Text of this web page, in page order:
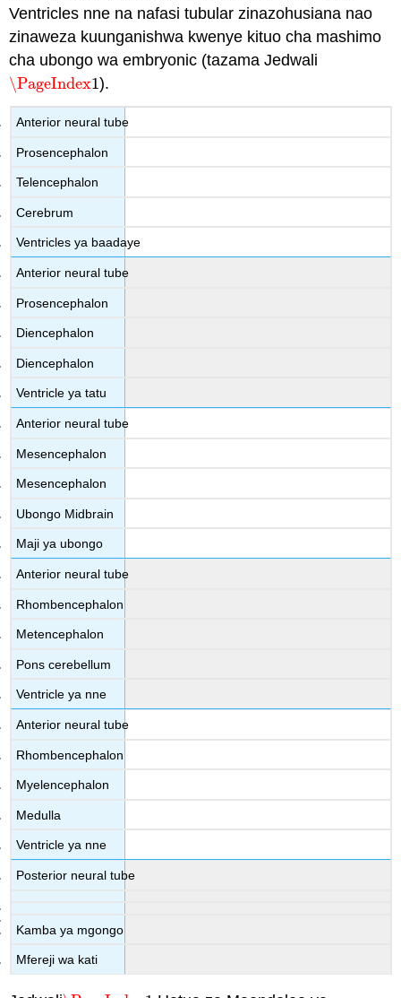
Ventricles nne na nafasi tubular zinazohusiana nao
zinaweza kuunganishwa kwenye kituo cha mashimo
cha ubongo wa embryonic (tazama Jedwali
\PageIndex1
\PageIndex1).
Anterior neural tube
Prosencephalon
Telencephalon
Cerebrum
Ventricles ya baadaye
Anterior neural tube
Prosencephalon
Diencephalon
Diencephalon
Ventricle ya tatu
Anterior neural tube
Mesencephalon
Mesencephalon
Ubongo Midbrain
Maji ya ubongo
Anterior neural tube
Rhombencephalon
Metencephalon
Pons cerebellum
Ventricle ya nne
Anterior neural tube
Rhombencephalon
Myelencephalon
Medulla
Ventricle ya nne
Posterior neural tube
Kamba ya mgongo
Mfereji wa kati